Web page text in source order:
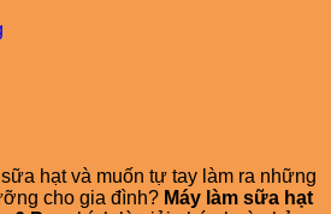
hạt và muốn tự tay làm ra những
cho gia đình? Máy làm sữa hạt